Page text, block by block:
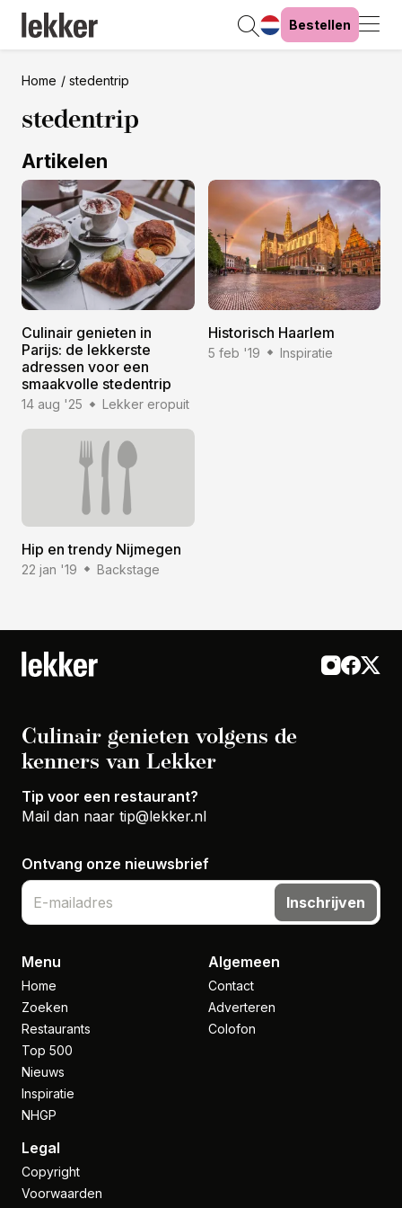
Bestellen
Home stedentrip
stedentrip
Artikelen
Culinair genieten in
Parijs: de lekkerste
adressen voor een
smaakvolle stedentrip
14 aug '25 Lekker eropuit
Historisch Haarlem
5 feb '19 Inspiratie
Hip en trendy Nijmegen
22 jan '19 Backstage
Culinair genieten volgens de
kenners van Lekker
Tip voor een restaurant?
Mail dan naar tip@lekker.nl
Ontvang onze nieuwsbrief
Inschrijven
Menu
Home
Zoeken
Restaurants
Top 500
Nieuws
Inspiratie
NHGP
Algemeen
Contact
Adverteren
Colofon
Legal
Copyright
Voorwaarden